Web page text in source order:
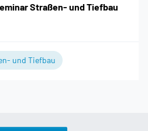
Straßen- und Tiefbau
und Tiefbau